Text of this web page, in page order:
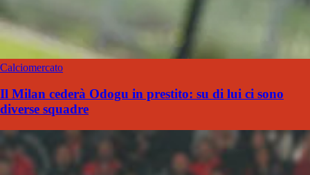
Calciomercato
Il Milan cederà Odogu in prestito: su di lui ci sono
diverse squadre